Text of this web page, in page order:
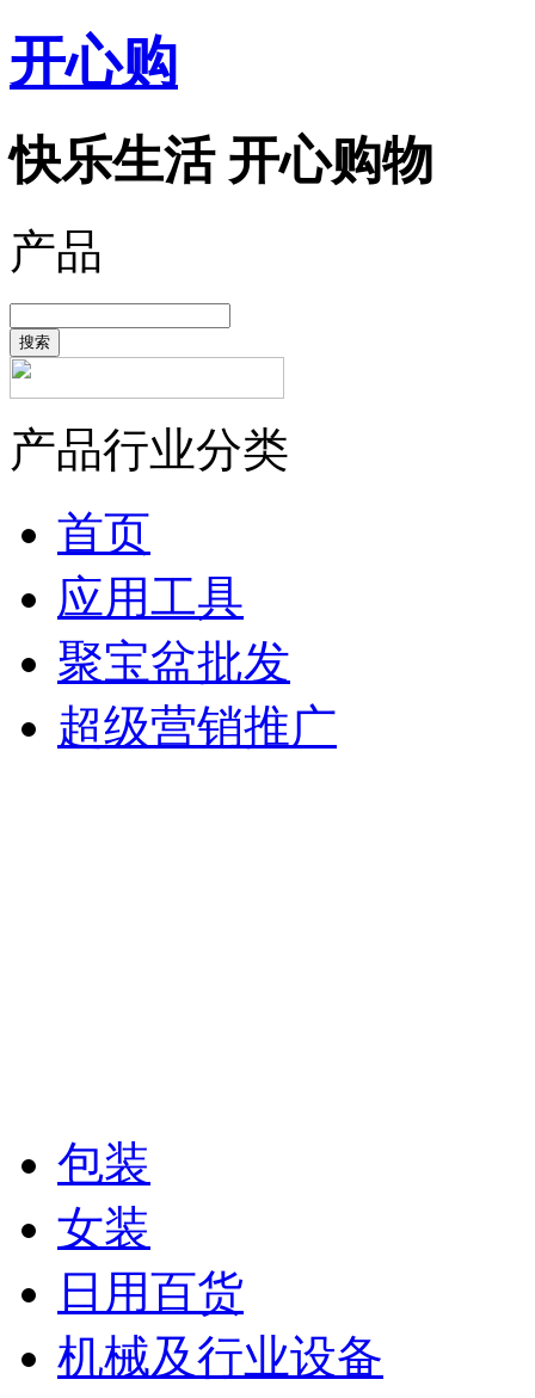
开心购
快乐生活 开心购物
产品
搜索
产品行业分类
首页
应用工具
聚宝盆批发
超级营销推广
包装
女装
日用百货
机械及行业设备